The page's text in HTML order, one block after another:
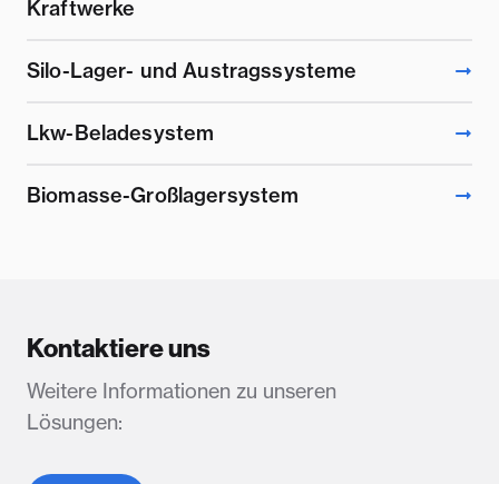
Kraftwerke
Silo-Lager- und Austragssysteme
Lkw-Beladesystem
Biomasse-Großlagersystem
Kontaktiere uns
Weitere Informationen zu unseren
Lösungen: